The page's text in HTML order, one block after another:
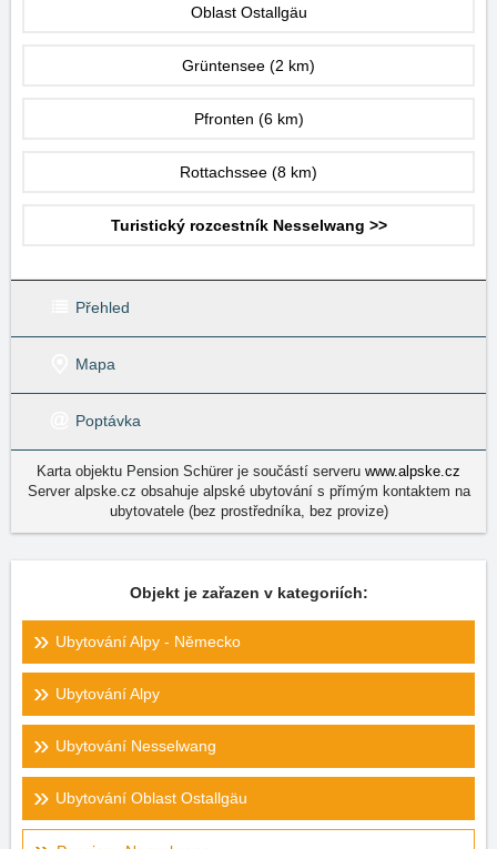
Oblast Ostallgäu
Grüntensee (2 km)
Pfronten (6 km)
Rottachssee (8 km)
Turistický rozcestník Nesselwang >>
Přehled
Mapa
Poptávka
Karta objektu Pension Schürer je součástí serveru www.alpske.cz
Server alpske.cz obsahuje alpské ubytování s přímým kontaktem na
ubytovatele (bez prostředníka, bez provize)
Objekt je zařazen v kategoriích:
Ubytování Alpy - Německo
Ubytování Alpy
Ubytování Nesselwang
Ubytování Oblast Ostallgäu